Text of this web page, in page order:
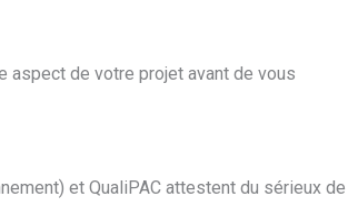
aspect de votre projet avant de vous
et QualiPAC attestent du sérieux de